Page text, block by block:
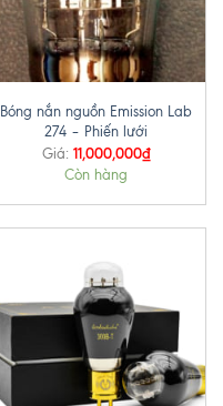
Bóng nắn nguồn Emission Lab
274 – Phiến lưới
Giá: 11,000,000₫
Còn hàng